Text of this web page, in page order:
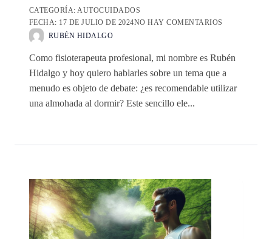
CATEGORÍA:AUTOCUIDADOS
FECHA: 17 DE JULIO DE 2024NO HAY COMENTARIOS
RUBÉN HIDALGO
Como fisioterapeuta profesional, mi nombre es Rubén
Hidalgo y hoy quiero hablarles sobre un tema que a
menudo es objeto de debate: ¿es recomendable utilizar
una almohada al dormir? Este sencillo ele...